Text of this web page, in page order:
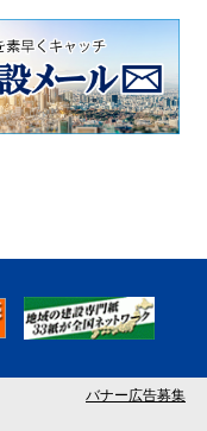
バナー広告募集